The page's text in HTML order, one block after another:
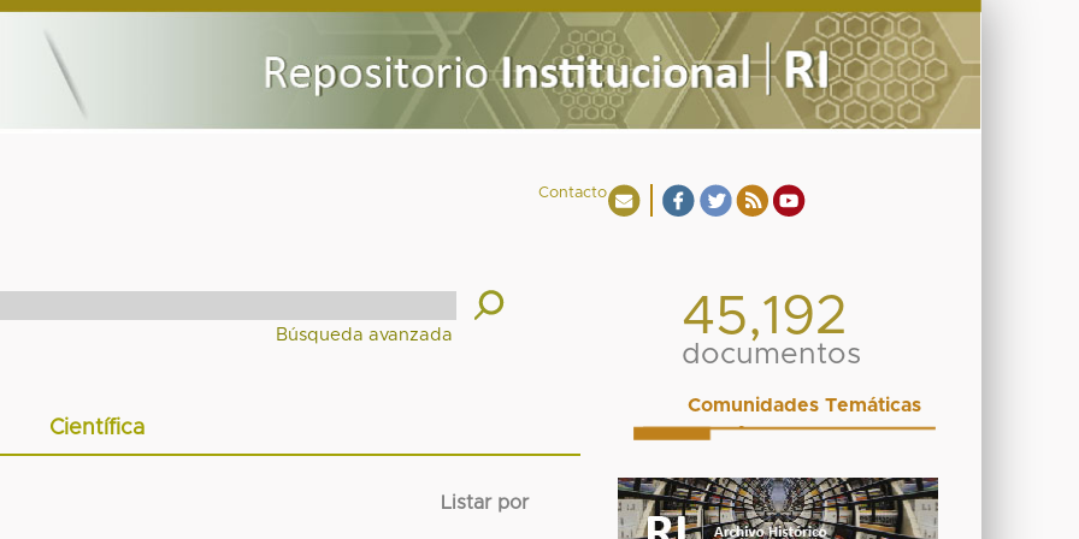
Contacto
45,192
documentos
Científica
Listar por
Comunidades Temáticas